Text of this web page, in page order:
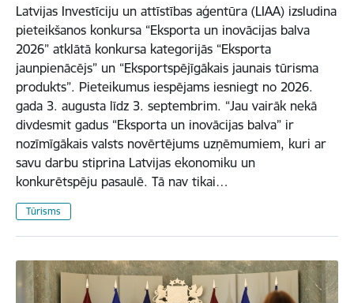
Latvijas Investīciju un attīstības aģentūra (LIAA) izsludina
pieteikšanos konkursa “Eksporta un inovācijas balva
2026” atklātā konkursa kategorijās “Eksporta
jaunpienācējs” un “Eksportspējīgākais jaunais tūrisma
produkts”. Pieteikumus iespējams iesniegt no 2026.
gada 3. augusta līdz 3. septembrim. “Jau vairāk nekā
divdesmit gadus “Eksporta un inovācijas balva” ir
nozīmīgākais valsts novērtējums uzņēmumiem, kuri ar
savu darbu stiprina Latvijas ekonomiku un
konkurētspēju pasaulē. Tā nav tikai…
Tūrisms